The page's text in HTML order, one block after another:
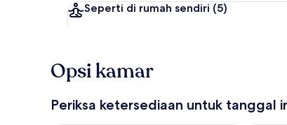
Seperti di rumah sendiri (5)
Opsi kamar
Periksa ketersediaan untuk tanggal